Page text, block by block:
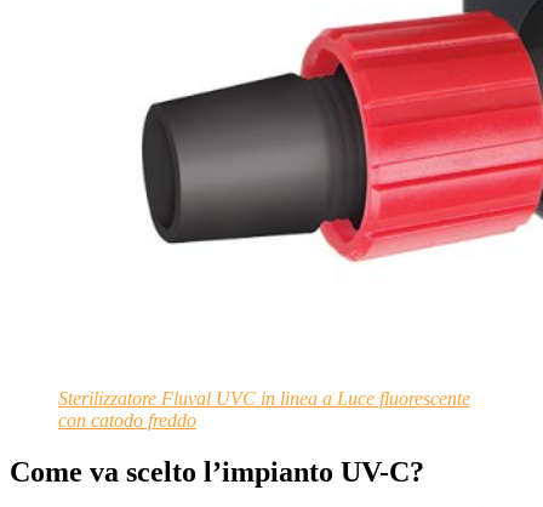
Sterilizzatore Fluval UVC in linea a Luce fluorescente
con catodo freddo
Come va scelto l’impianto UV-C?